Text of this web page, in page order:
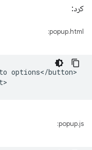
کرد:
popup.html:
options</button>
popup.js: